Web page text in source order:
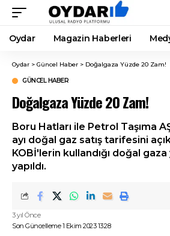
Oydar Magazin Haberleri
Oydar > Güncel Haber > Doğalgaza Yüzde 20 Zam!
GÜNCEL HABER
Doğalgaza Yüzde 20 Zam!
Boru Hatları ile Petrol Taşıma
ayı doğal gaz satış tarifesini
KOBİ'lerin kullandığı doğal
yapıldı.
Son Güncelleme 1 Ekim 2023 13:28
3 yıl Önce